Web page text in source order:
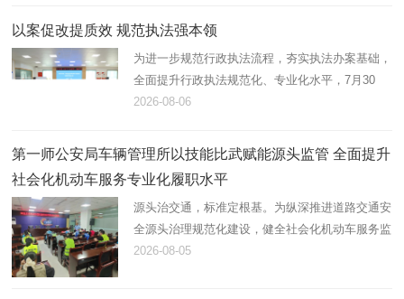
以案促改提质效 规范执法强本领
为进一步规范行政执法流程，夯实执法办案基础，
全面提升行政执法规范化、专业化水平，7月30
日，第一师阿拉尔市应急管理局组织开展2026年
名执法人员全员参与。
2026-08-06
第一师公安局车辆管理所以技能比武赋能源头监管 全面提升
社会化机动车服务专业化履职水平
源头治交通，标准定根基。为纵深推进道路交通安
全源头治理规范化建设，健全社会化机动车服务监
管体系，锻造高素质专业化机动车登记、检测综合
2026-08-05